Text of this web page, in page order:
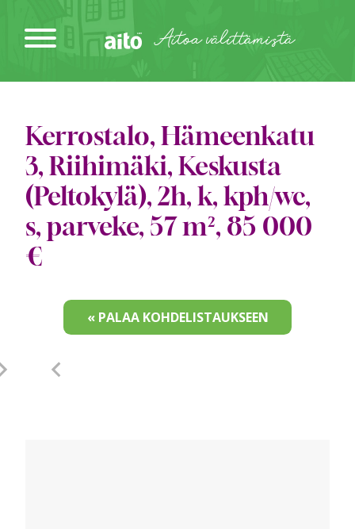
sisältöön
Aitoa välittämistä
Kerrostalo, Hämeenkatu
3, Riihimäki, Keskusta
(Peltokylä), 2h, k, kph/wc,
s, parveke, 57 m², 85 000
€
« PALAA KOHDELISTAUKSEEN